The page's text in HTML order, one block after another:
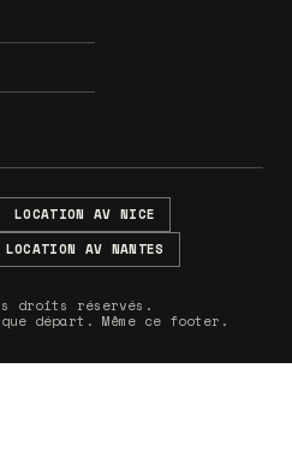
LOCATION AV NICE
LOCATION AV NANTES
droits réservés.
départ. Même ce footer.